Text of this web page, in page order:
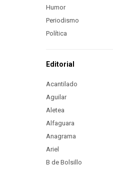
Humor
Periodismo
Política
Editorial
Acantilado
Aguilar
Aletea
Alfaguara
Anagrama
Ariel
B de Bolsillo